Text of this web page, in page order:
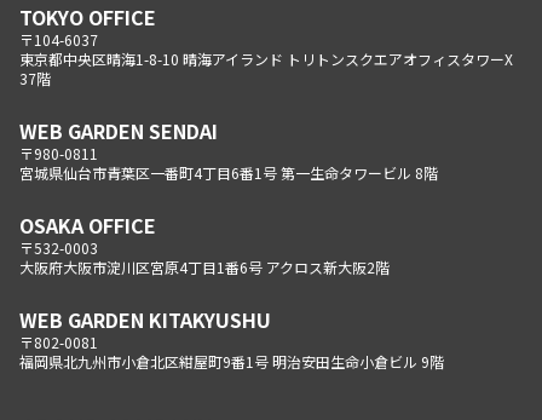
TOKYO OFFICE
〒104-6037
東京都中央区晴海1-8-10 晴海アイランド トリトンスクエアオフィスタワーX
37階
WEB GARDEN SENDAI
〒980-0811
宮城県仙台市青葉区一番町4丁目6番1号 第一生命タワービル 8階
OSAKA OFFICE
〒532-0003
大阪府大阪市淀川区宮原4丁目1番6号 アクロス新大阪2階
WEB GARDEN KITAKYUSHU
〒802-0081
福岡県北九州市小倉北区紺屋町9番1号 明治安田生命小倉ビル 9階